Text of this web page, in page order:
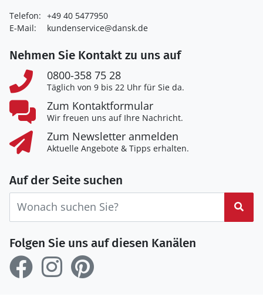
Telefon: +49 40 5477950
E-Mail:
kundenservice@dansk.de
Nehmen Sie Kontakt zu uns auf
0800-358 75 28
Täglich von 9 bis 22 Uhr für Sie da.
Zum Kontaktformular
Wir freuen uns auf Ihre Nachricht.
Zum Newsletter anmelden
Aktuelle Angebote & Tipps erhalten.
Auf der Seite suchen
Folgen Sie uns auf diesen Kanälen